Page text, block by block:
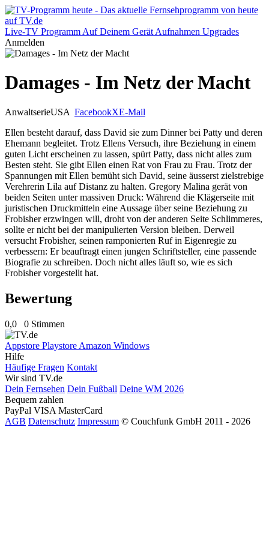
Live-TV Programm Auf Deinem Gerät Aufnahmen Upgrades
Anmelden
Damages - Im Netz der Macht
AnwaltserieUSA FacebookXE-Mail
Ellen besteht darauf, dass David sie zum Dinner bei Patty und deren
Ehemann begleitet. Trotz Ellens Versuch, ihre Beziehung in einem
guten Licht erscheinen zu lassen, spürt Patty, dass nicht alles zum
Besten steht. Sie gibt Ellen einen Rat von Frau zu Frau. Trotz der
Spannungen mit Ellen bemüht sich David, seine äusserst zielstrebige
Verehrerin Lila auf Distanz zu halten. Gregory Malina gerät von
beiden Seiten unter massiven Druck: Während die Klägerseite mit
juristischen Druckmitteln eine Aussage über seine Beziehung zu
Frobisher erzwingen will, droht von der anderen Seite Schlimmeres,
sollte er nicht bei der manipulierten Version bleiben. Derweil
versucht Frobisher, seinen ramponierten Ruf in Eigenregie zu
verbessern: Er beauftragt einen jungen Schriftsteller, eine passende
Biografie zu schreiben. Doch nicht alles läuft so, wie es sich
Frobisher vorgestellt hat.
Bewertung
0,0 0 Stimmen
Appstore Playstore Amazon Windows
Hilfe
Häufige Fragen Kontakt
Wir sind TV.de
Dein Fernsehen Dein Fußball Deine WM 2026
Bequem zahlen
PayPal VISA MasterCard
AGB Datenschutz Impressum © Couchfunk GmbH 2011 - 2026